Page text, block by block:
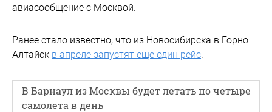
авиасообщение с Москвой.
Ранее стало известно, что из Новосибирска в Горно-
Алтайск в апреле запустят еще один рейс.
В Барнаул из Москвы будет летать по четыре
самолета в день